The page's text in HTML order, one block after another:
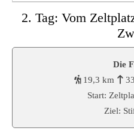
2. Tag: Vom
Die
19,3 km
Start:
Ziel: